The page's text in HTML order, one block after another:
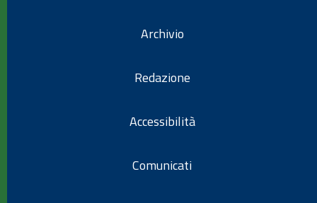
Archivio
Redazione
Accessibilità
Comunicati